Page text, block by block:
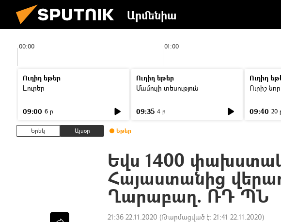
Արմենիա
00:00 01:00
Ուղիղ եթեր
Լուրեր
09:00 6 ր
Ուղիղ եթեր
Մամուլի տեսություն
09:35 4 ր
Ուղիղ
Ուրիշ
09:40 20
Երեկ Այսօր Եթեր
Եվս 1400
Հայաստանից
Ղարաբաղ. ՌԴ ՊՆ
21:36 22.11.2020 (Թարմացված է: 21:41 22.11.2020)